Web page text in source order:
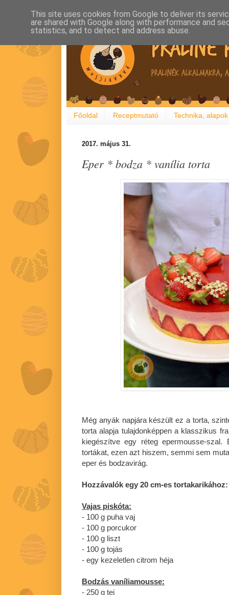
Főoldal Receptmutató Technika, alapok
2017. május 31.
Eper * bodza * vanília torta
Még anyák napjára készült ez a torta,
torta alapja tulajdonképpen a klasszikus
kiegészítve egy réteg epermousse-
tortákat, ezen azt hiszem, semmi sem
eper és bodzavirág.
Hozzávalók egy 20 cm-es tortakarikához:
Vajas piskóta:
- 100 g puha vaj
- 100 g porcukor
- 100 g liszt
- 100 g tojás
- egy kezeletlen citrom héja
Bodzás vaníliamousse:
- 250 g tej
This site uses cookies from Google to deliver its
are shared with Google along with performance and
statistics, and to detect and address abuse.